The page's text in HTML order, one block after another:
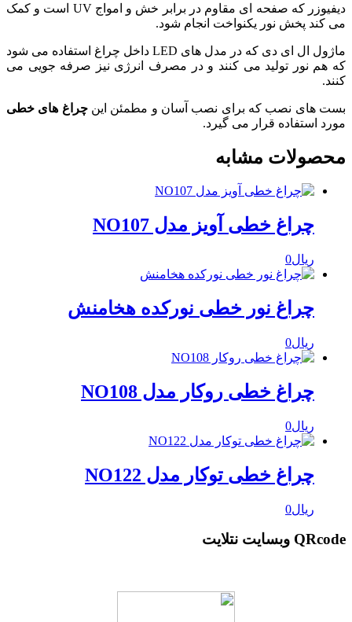
دیفیوزر که صفحه ای مقاوم در برابر خش و امواج UV است و کمک
می کند پخش نور یکنواخت انجام شود.
ماژول ال ای دی که در مدل های LED داخل چراغ استفاده می شود
که هم نور تولید می کنند و در مصرف انرژی نیز صرفه جویی می
کنند.
بست های نصب که برای نصب آسان و مطمئن اینچراغ های خطی
مورد استفاده قرار می گیرد.
محصولات مشابه
چراغ خطی آویز مدل NO107
ریال0
چراغ نور خطى نورکده هخامنش
ریال0
چراغ خطی روکار مدل NO108
ریال0
چراغ خطی توکار مدل NO122
ریال0
QRcode وبسایت نتلایت